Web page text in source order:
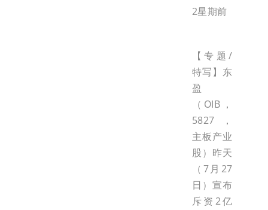
2星期前
【专题/
特写】东
盈
（OIB，
5827，
主板产业
股）昨天
（7月27
日）宣布
斥资2亿